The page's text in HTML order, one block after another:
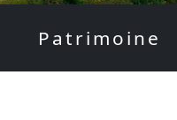
Patrimoine